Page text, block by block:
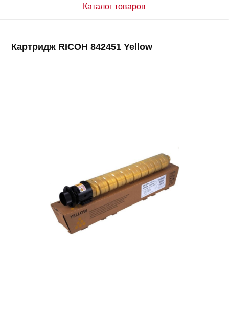
Каталог товаров
Картридж RICOH 842451 Yellow